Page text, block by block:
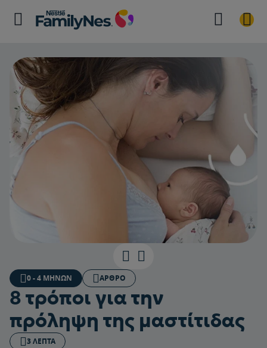
0 - 4 ΜΗΝΏΝ ΆΡΘΡΟ
8 τρόποι για την
πρόληψη της μαστίτιδας
3 ΛΕΠΤΆ